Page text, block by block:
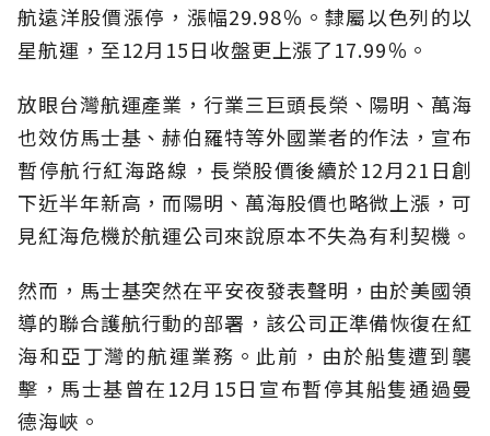
航遠洋股價漲停，漲幅29.98％。隸屬以色列的以
星航運，至12月15日收盤更上漲了17.99％。
放眼台灣航運產業，行業三巨頭長榮、陽明、萬海
也效仿馬士基、赫伯羅特等外國業者的作法，宣布
暫停航行紅海路線，長榮股價後續於12月21日創
下近半年新高，而陽明、萬海股價也略微上漲，可
見紅海危機於航運公司來說原本不失為有利契機。
然而，馬士基突然在平安夜發表聲明，由於美國領
導的聯合護航行動的部署，該公司正準備恢復在紅
海和亞丁灣的航運業務。此前，由於船隻遭到襲
擊，馬士基曾在12月15日宣布暫停其船隻通過曼
德海峽。